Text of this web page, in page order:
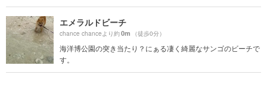
エメラルドビーチ
chance chanceより約0m （徒歩0分）
海洋博公園の突き当たり？にぁる凄く綺麗なサンゴのビーチで
す。